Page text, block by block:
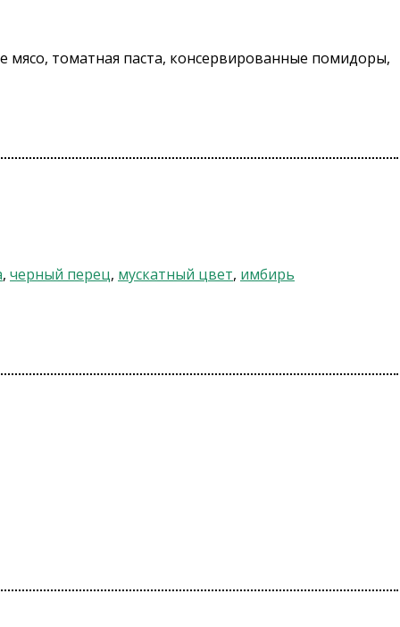
мясо, томатная паста, консервированные помидоры,
, черный перец, мускатный цвет, имбирь